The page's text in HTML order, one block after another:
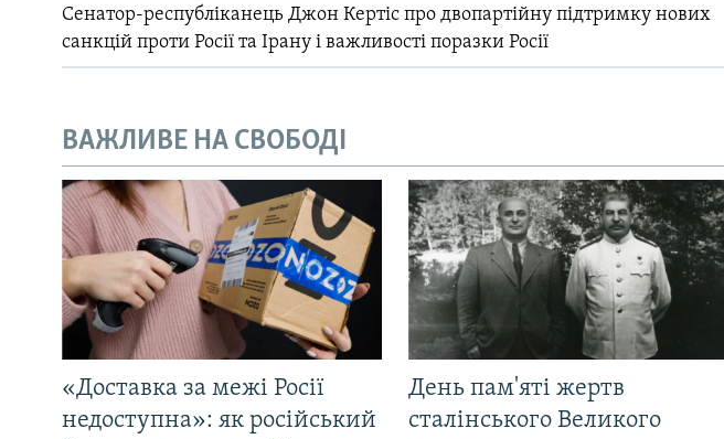
Сенатор-республіканець Джон Кертіс про двопартійну підтримку нових
санкцій проти Росії та Ірану і важливості поразки Росії
ВАЖЛИВЕ НА СВОБОДІ
«Доставка за межі Росії
недоступна»: як російський
День пам'яті жертв
сталінського Великого